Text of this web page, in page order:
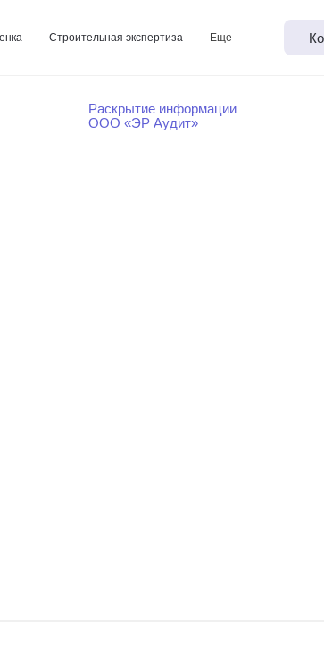
Строительная экспертиза
Еще
Раскрытие информации
ООО «ЭР Аудит»